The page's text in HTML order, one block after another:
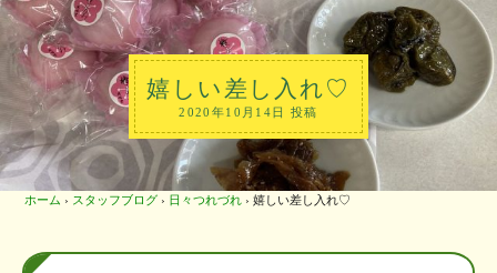
嬉しい差し入れ♡
2020年10月14日 投稿
ホーム › スタッフブログ › 日々つれづれ › 嬉しい差し入れ♡